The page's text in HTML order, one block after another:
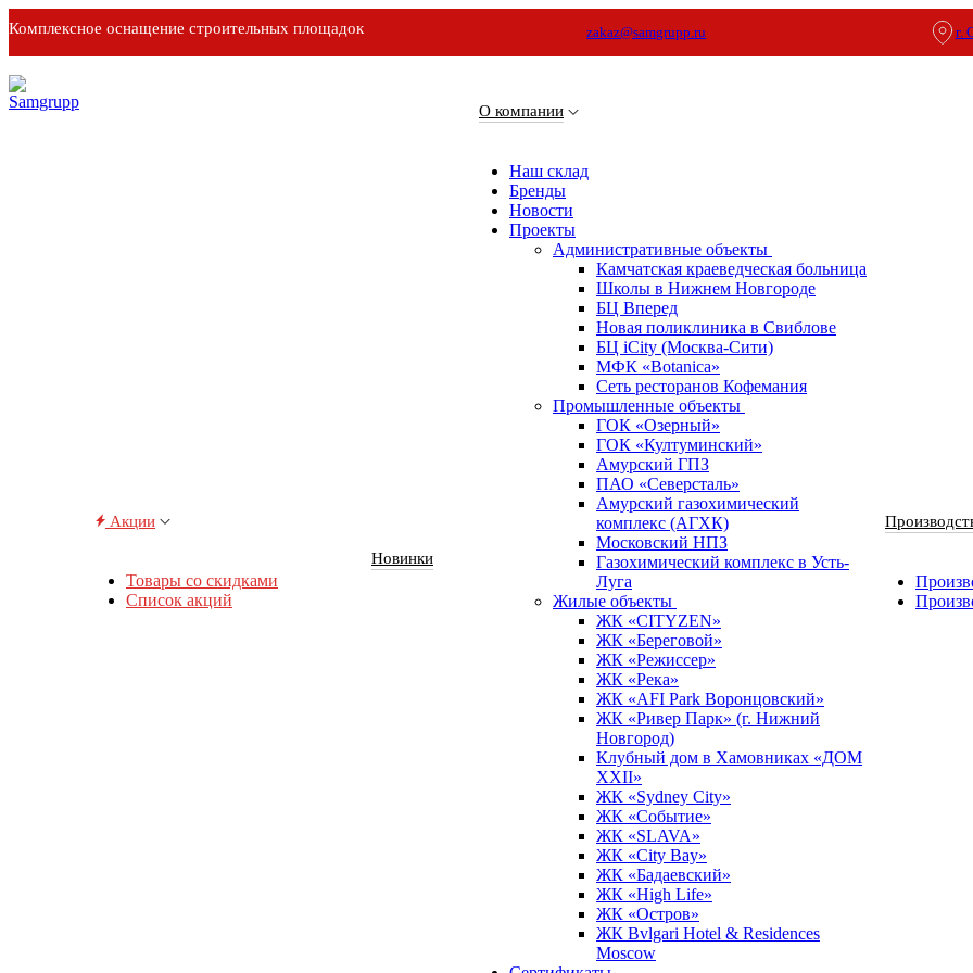
Комплексное оснащение строительных площадок zakaz@samgrupp.ru г.
Акции
Товары со скидками
Список акций
Новинки
О компании
Наш склад
Бренды
Новости
Проекты
Административные объекты
Камчатская краеведческая больница
Школы в Нижнем Новгороде
БЦ Вперед
Новая поликлиника в Свиблове
БЦ iCity (Москва-Сити)
МФК «Botanica»
Сеть ресторанов Кофемания
Промышленные объекты
ГОК «Озерный»
ГОК «Култуминский»
Амурский ГПЗ
ПАО «Северсталь»
Амурский газохимический
комплекс (АГХК)
Московский НПЗ
Газохимический комплекс в Усть-
Луга
Жилые объекты
ЖК «CITYZEN»
ЖК «Береговой»
ЖК «Режиссер»
ЖК «Река»
ЖК «AFI Park Воронцовский»
ЖК «Ривер Парк» (г. Нижний
Новгород)
Клубный дом в Хамовниках «ДОМ
XXII»
ЖК «Sydney City»
ЖК «Событие»
ЖК «SLAVA»
ЖК «City Bay»
ЖК «Бадаевский»
ЖК «High Life»
ЖК «Остров»
ЖК Bvlgari Hotel & Residences
Moscow